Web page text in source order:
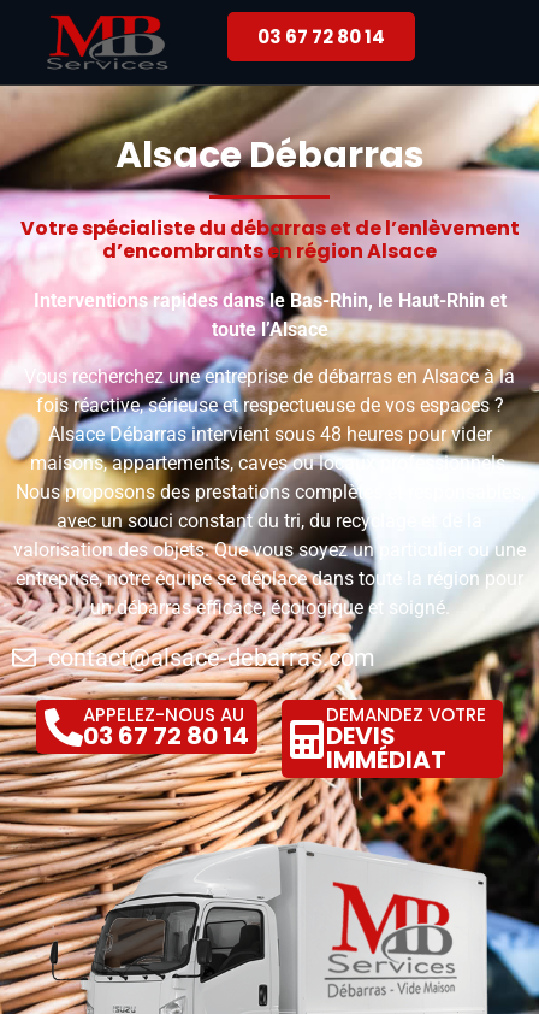
03 67 72 80 14
Alsace Débarras
Votre spécialiste du débarras et de l’enlèvement
d’encombrants en région Alsace
Interventions rapides dans le Bas-Rhin, le Haut-Rhin et
toute l’Alsace
Vous recherchez une entreprise de débarras en Alsace à la
fois réactive, sérieuse et respectueuse de vos espaces ?
Alsace Débarras intervient sous 48 heures pour vider
maisons, appartements, caves ou locaux professionnels.
Nous proposons des prestations complètes et responsables,
avec un souci constant du tri, du recyclage et de la
valorisation des objets. Que vous soyez un particulier ou une
entreprise, notre équipe se déplace dans toute la région pour
un débarras efficace, écologique et soigné.
contact@alsace-debarras.com
APPELEZ-NOUS AU
03 67 72 80 14
DEMANDEZ VOTRE
DEVIS
IMMÉDIAT